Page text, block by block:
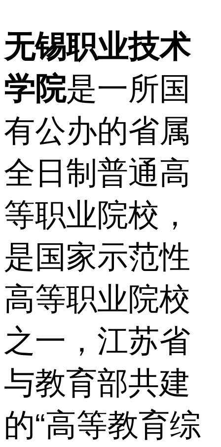
无锡职业技术
学院是一所国
有公办的省属
全日制普通高
等职业院校，
是国家示范性
高等职业院校
之一，江苏省
与教育部共建
的“高等教育综